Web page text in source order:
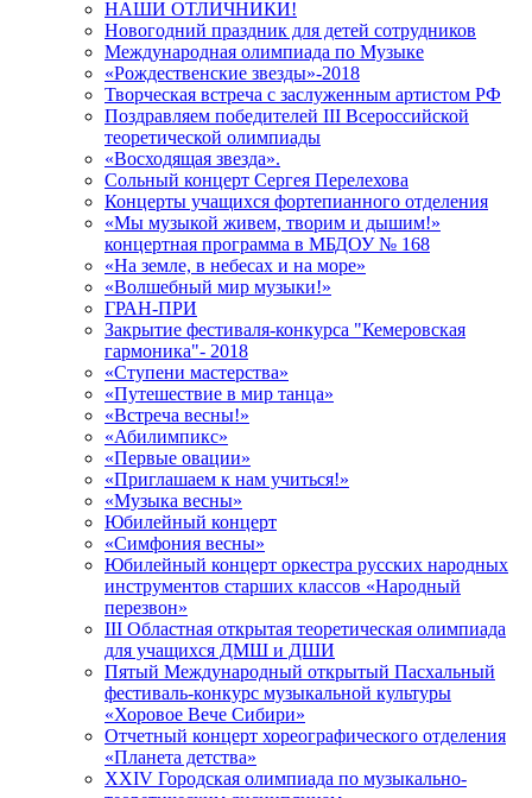
НАШИ ОТЛИЧНИКИ!
Новогодний праздник для детей сотрудников
Международная олимпиада по Музыке
«Рождественские звезды»-2018
Творческая встреча с заслуженным артистом РФ
Поздравляем победителей III Всероссийской
теоретической олимпиады
«Восходящая звезда».
Сольный концерт Сергея Перелехова
Концерты учащихся фортепианного отделения
«Мы музыкой живем, творим и дышим!»
концертная программа в МБДОУ № 168
«На земле, в небесах и на море»
«Волшебный мир музыки!»
ГРАН-ПРИ
Закрытие фестиваля-конкурса "Кемеровская
гармоника"- 2018
«Ступени мастерства»
«Путешествие в мир танца»
«Встреча весны!»
«Абилимпикс»
«Первые овации»
«Приглашаем к нам учиться!»
«Музыка весны»
Юбилейный концерт
«Симфония весны»
Юбилейный концерт оркестра русских народных
инструментов старших классов «Народный
перезвон»
III Областная открытая теоретическая олимпиада
для учащихся ДМШ и ДШИ
Пятый Международный открытый Пасхальный
фестиваль-конкурс музыкальной культуры
«Хоровое Вече Сибири»
Отчетный концерт хореографического отделения
«Планета детства»
XXIV Городская олимпиада по музыкально-